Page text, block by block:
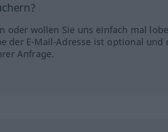
oder wollen Sie uns einfach mal
der E-Mail-Adresse ist optional und
Anfrage.